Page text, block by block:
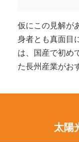
仮にこの見解が
身者とも真面目
は、国産で初め
た長州産業がお
太陽